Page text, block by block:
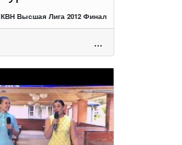
КВН Высшая Лига 2012 Финал
...